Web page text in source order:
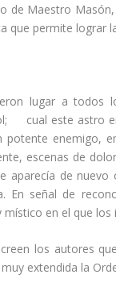
de Maestro
que permite lograr
lugar a todos
cual este astro
enemigo,
escenas de
aparecía de
En señal de
en el que los
los autores
extendida la